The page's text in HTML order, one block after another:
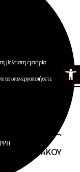
Ανοίξτε
ΜΕ
ΦΟΙΤΗΤΩΝ/
KΡΗΤΗΣ,
ΜΕΣΟΓΕΙΑΚΟΥ
βέλτιστη εμπειρία
τα απενεργοποιήσετε